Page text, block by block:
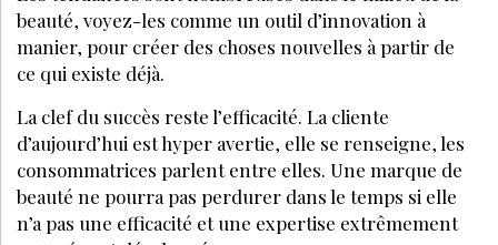
CGV-CGU
CRÉATION EANET